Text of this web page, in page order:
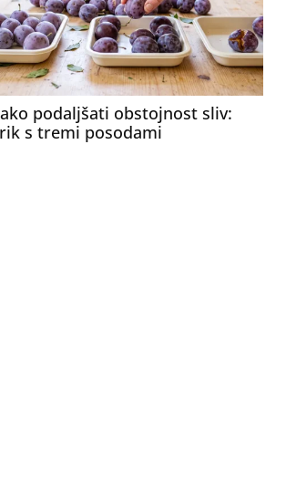
podaljšati obstojnost sliv:
s tremi posodami